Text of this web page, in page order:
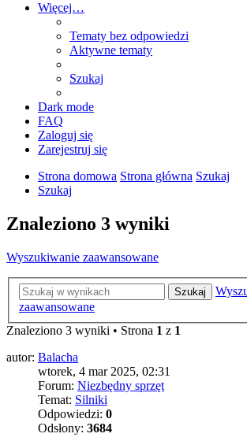
Więcej…
Tematy bez odpowiedzi
Aktywne tematy
Szukaj
Dark mode
FAQ
Zaloguj się
Zarejestruj się
Strona domowa Strona główna Szukaj
Szukaj
Znaleziono 3 wyniki
Wyszukiwanie zaawansowane
Szukaj
zaawansowane
Znaleziono 3 wyniki • Strona 1 z 1
autor: Balacha
wtorek, 4 mar 2025, 02:31
Forum: Niezbędny sprzęt
Temat: Silniki
Odpowiedzi: 0
Odsłony: 3684